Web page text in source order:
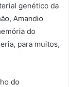
genético da
Amandio
do
para muitos,
do